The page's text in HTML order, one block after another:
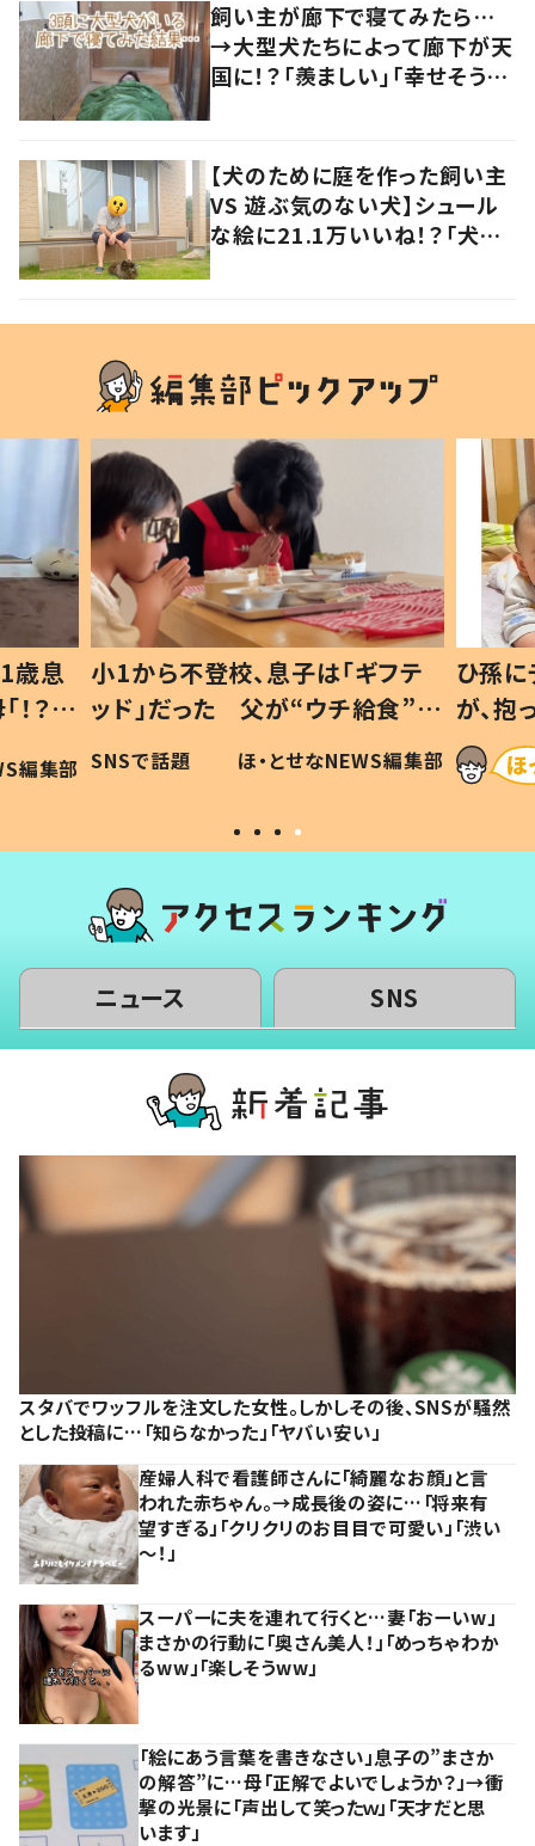
飼い主が廊下で寝てみたら…
→大型犬たちによって廊下が天
国に！？「羨ましい」「幸せそう」
【犬のために庭を作った飼い主
VS 遊ぶ気のない犬】シュール
な絵に21.1万いいね！？「犬の
歳息
？」
編集部
小1から不登校、息子は「ギフテ
ッド」だった 父が“ウチ給食”を
作り続ける理由とは #令和の親
#令和の子
SNSで話題 ほ・とせなNEWS編集部
ひ孫
が、
「涙が
い」
ニュース SNS
スタバでワッフルを注文した女性。しかしその後、SNSが騒然
とした投稿に…「知らなかった」「ヤバい安い」
産婦人科で看護師さんに「綺麗なお顔」と言
われた赤ちゃん。→成長後の姿に…「将来有
望すぎる」「クリクリのお目目で可愛い」「渋い
～！」
スーパーに夫を連れて行くと…妻「おーいw」
まさかの行動に「奥さん美人！」「めっちゃわか
るww」「楽しそうww」
「絵にあう言葉を書きなさい」息子の”まさか
の解答”に…母「正解でよいでしょうか？」→衝
撃の光景に「声出して笑ったｗ」「天才だと思
います」